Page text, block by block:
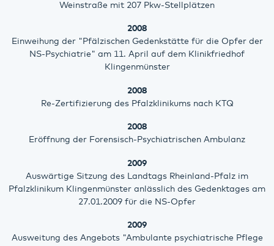
Weinstraße mit 207 Pkw-Stellplätzen
2008
Einweihung der "Pfälzischen Gedenkstätte für die Opfer der
NS-Psychiatrie" am 11. April auf dem Klinikfriedhof
Klingenmünster
2008
Re-Zertifizierung des Pfalzklinikums nach KTQ
2008
Eröffnung der Forensisch-Psychiatrischen Ambulanz
2009
Auswärtige Sitzung des Landtags Rheinland-Pfalz im
Pfalzklinikum Klingenmünster anlässlich des Gedenktages am
27.01.2009 für die NS-Opfer
2009
Ausweitung des Angebots "Ambulante psychiatrische Pflege